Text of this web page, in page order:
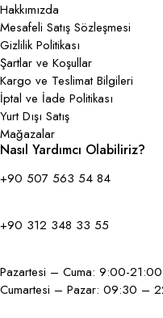
Hakkımızda
Mesafeli Satış Sözleşmesi
Gizlilik Politikası
Şartlar ve Koşullar
Kargo ve Teslimat Bilgileri
İptal ve İade Politikası
Yurt Dışı Satış
Mağazalar
Nasıl Yardımcı Olabiliriz?
+90 507 563 54 84
+90 312 348 33 55
Pazartesi – Cuma: 9:00-21:00
Cumartesi – Pazar: 09:30 –